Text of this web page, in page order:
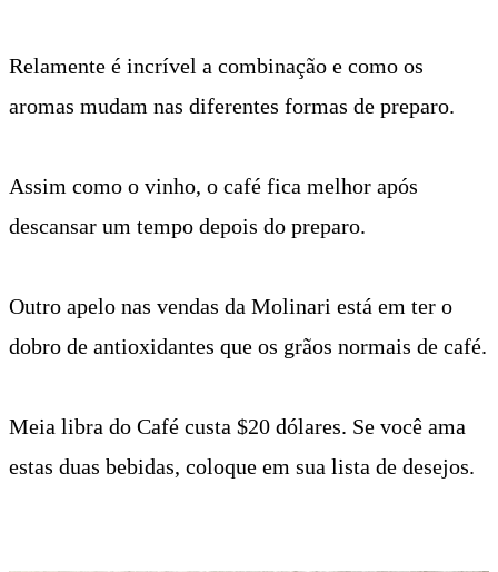
Relamente é incrível a combinação e como os
aromas mudam nas diferentes formas de preparo.
Assim como o vinho, o café fica melhor após
descansar um tempo depois do preparo.
Outro apelo nas vendas da Molinari está em ter o
dobro de antioxidantes que os grãos normais de café.
Meia libra do Café custa $20 dólares. Se você ama
estas duas bebidas, coloque em sua lista de desejos.